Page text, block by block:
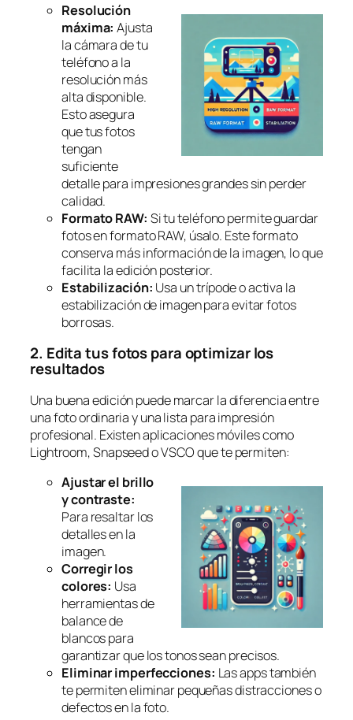
Resolución
máxima: Ajusta
la cámara de tu
teléfono a la
resolución más
alta disponible.
Esto asegura
que tus fotos
tengan
suficiente
detalle para impresiones grandes sin perder
calidad.
Formato RAW: Si tu teléfono permite guardar
fotos en formato RAW, úsalo. Este formato
conserva más información de la imagen, lo que
facilita la edición posterior.
Estabilización: Usa un trípode o activa la
estabilización de imagen para evitar fotos
borrosas.
2. Edita tus fotos para optimizar los
resultados
Una buena edición puede marcar la diferencia entre
una foto ordinaria y una lista para impresión
profesional. Existen aplicaciones móviles como
Lightroom, Snapseed o VSCO que te permiten:
Ajustar el brillo
y contraste:
Para resaltar los
detalles en la
imagen.
Corregir los
colores: Usa
herramientas de
balance de
blancos para
garantizar que los tonos sean precisos.
Eliminar imperfecciones: Las apps también
te permiten eliminar pequeñas distracciones o
defectos en la foto.